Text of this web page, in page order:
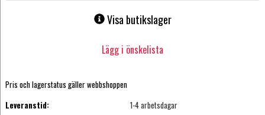
Visa butikslager
Lägg i önskelista
Pris och lagerstatus gäller webbshoppen
Leveranstid:
1-4 arbetsdagar